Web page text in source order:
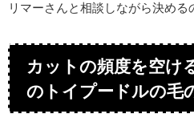
リマーさんと相談しながら決める
カットの頻度を空け
のトイプードルの毛